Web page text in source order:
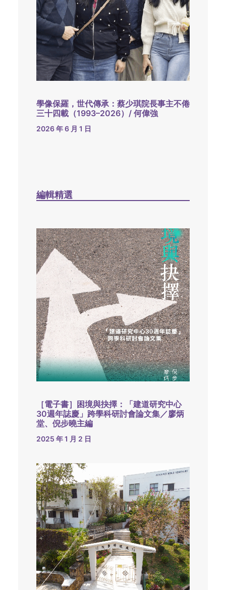
學像保羅，世代傳承：蔡少琪院長事主不倦
三十四載（1993–2026）/ 何偉強
2026 年 6 月 1 日
編輯精選
［電子書］困境與抉擇：「建道研究中心
30週年誌慶」跨學科研討會論文集／廖炳
堂、倪步曉主編
2025 年 1 月 2 日